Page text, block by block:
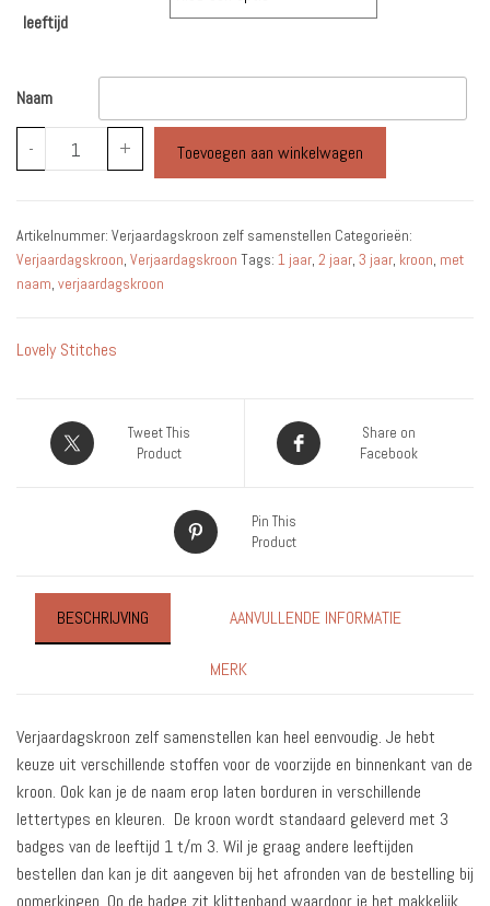
leeftijd
Naam
-
Verjaardagskroon
zelf
+ Toevoegen aan winkelwagen
Artikelnummer: Verjaardagskroon zelf samenstellen Categorieën:
Verjaardagskroon, Verjaardagskroon Tags: 1 jaar, 2 jaar, 3 jaar, kroon, met
naam, verjaardagskroon
Lovely Stitches
Tweet This
Product
Share on
Facebook
Pin This
Product
BESCHRIJVING AANVULLENDE INFORMATIE
MERK
Verjaardagskroon zelf samenstellen kan heel eenvoudig. Je hebt
keuze uit verschillende stoffen voor de voorzijde en binnenkant van de
kroon. Ook kan je de naam erop laten borduren in verschillende
lettertypes en kleuren. De kroon wordt standaard geleverd met 3
badges van de leeftijd 1 t/m 3. Wil je graag andere leeftijden
bestellen dan kan je dit aangeven bij het afronden van de bestelling bij
opmerkingen. Op de badge zit klittenband waardoor je het makkelijk